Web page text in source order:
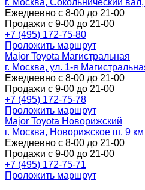
г. Москва, Сокольнический
Ежедневно с 8-00 до 21-00
Продажи с 9-00 до 21-00
+7 (495) 172-75-80
Проложить маршрут
Major Toyota Магистральная
г. Москва, ул. 1-я
Ежедневно с 8-00 до 21-00
Продажи с 9-00 до 21-00
+7 (495) 172-75-78
Проложить маршрут
Major Toyota Новорижский
г. Москва, Новорижское ш. 9
Ежедневно с 8-00 до 21-00
Продажи с 9-00 до 21-00
+7 (495) 172-75-71
Проложить маршрут